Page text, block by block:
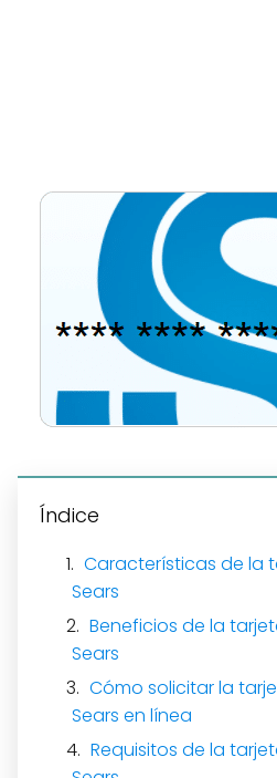
Índice
Características de la
Sears
Beneficios de la
Sears
Cómo solicitar la
Sears en línea
Requisitos de la